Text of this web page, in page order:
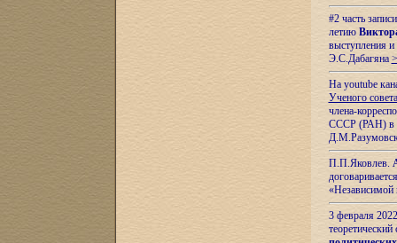
#2 часть
летию
выступления
Э.С.Дабагяна
На youtube
Ученого
члена-
СССР (РАН) в
П.П.Яковлев.
«Независимой
3 февраля
теоретический